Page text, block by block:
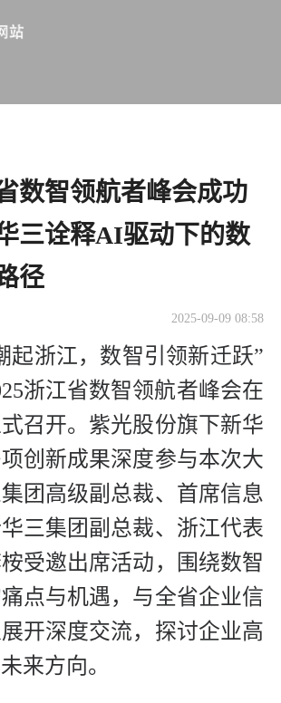
数智领航者峰会成功
三诠释AI驱动下的数
径
2025-09-09 08:58
起浙江，数智引领新迁跃”
浙江省数智领航者峰会在
召开。紫光股份旗下新华
创新成果深度参与本次大
团高级副总裁、首席信息
三集团副总裁、浙江代表
受邀出席活动，围绕数智
点与机遇，与全省企业信
开深度交流，探讨企业高
来方向。